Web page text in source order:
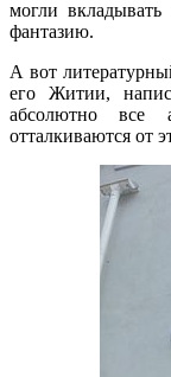
могли
фантазию.
А вот
его Житии,
абсолютно все
отталкиваются от